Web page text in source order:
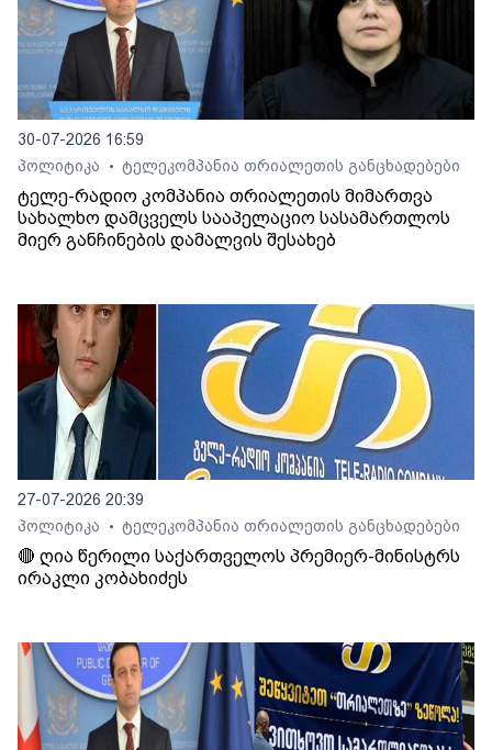
30-07-2026 16:59
პოლიტიკა
• ტელეკომპანია თრიალეთის განცხადებები
ტელე-რადიო კომპანია თრიალეთის მიმართვა
სახალხო დამცველს სააპელაციო სასამართლოს
მიერ განჩინების დამალვის შესახებ
27-07-2026 20:39
პოლიტიკა
• ტელეკომპანია თრიალეთის განცხადებები
🔴 ღია წერილი საქართველოს პრემიერ-მინისტრს
ირაკლი კობახიძეს